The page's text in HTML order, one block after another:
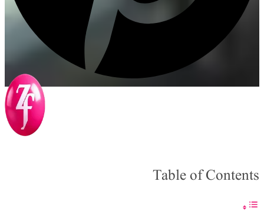
Table of Contents